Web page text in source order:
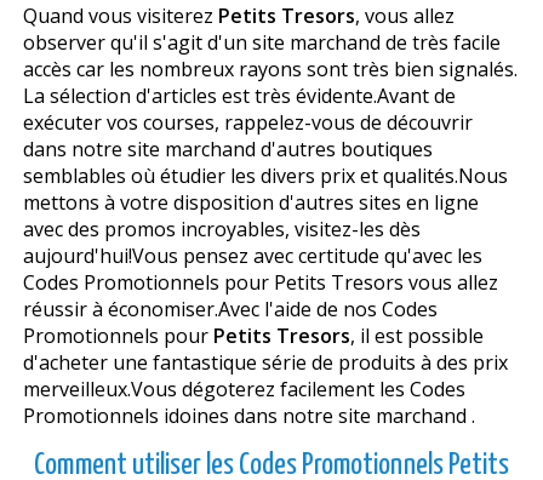
Quand vous visiterez Petits Tresors, vous allez
observer qu'il s'agit d'un site marchand de très facile
accès car les nombreux rayons sont très bien signalés.
La sélection d'articles est très évidente.Avant de
exécuter vos courses, rappelez-vous de découvrir
dans notre site marchand d'autres boutiques
semblables où étudier les divers prix et qualités.Nous
mettons à votre disposition d'autres sites en ligne
avec des promos incroyables, visitez-les dès
aujourd'hui!Vous pensez avec certitude qu'avec les
Codes Promotionnels pour Petits Tresors vous allez
réussir à économiser.Avec l'aide de nos Codes
Promotionnels pour Petits Tresors, il est possible
d'acheter une fantastique série de produits à des prix
merveilleux.Vous dégoterez facilement les Codes
Promotionnels idoines dans notre site marchand .
Comment utiliser les Codes Promotionnels Petits